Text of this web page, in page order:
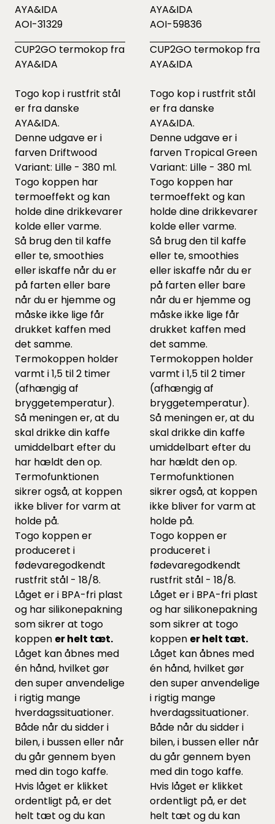
AYA&IDA
AOI-31329
CUP2GO termokop fra
AYA&IDA
Togo kop i rustfrit stål
er fra danske
AYA&IDA.
Denne udgave er i
farven Driftwood
Variant: Lille - 380 ml.
Togo koppen har
termoeffekt og kan
holde dine drikkevarer
kolde eller varme.
Så brug den til kaffe
eller te, smoothies
eller iskaffe når du er
på farten eller bare
når du er hjemme og
måske ikke lige får
drukket kaffen med
det samme.
Termokoppen holder
varmt i 1,5 til 2 timer
(afhængig af
bryggetemperatur).
Så meningen er, at du
skal drikke din kaffe
umiddelbart efter du
har hældt den op.
Termofunktionen
sikrer også, at koppen
ikke bliver for varm at
holde på.
Togo koppen er
produceret i
fødevaregodkendt
rustfrit stål - 18/8.
Låget er i BPA-fri plast
og har silikonepakning
som sikrer at togo
koppen er helt tæt.
Låget kan åbnes med
én hånd, hvilket gør
den super anvendelige
i rigtig mange
hverdagssituationer.
Både når du sidder i
bilen, i bussen eller når
du går gennem byen
med din togo kaffe.
Hvis låget er klikket
ordentligt på, er det
helt tæt og du kan
AYA&IDA
AOI-59836
CUP2GO termokop fra
AYA&IDA
Togo kop i rustfrit stål
er fra danske
AYA&IDA.
Denne udgave er i
farven Tropical Green
Variant: Lille - 380 ml.
Togo koppen har
termoeffekt og kan
holde dine drikkevarer
kolde eller varme.
Så brug den til kaffe
eller te, smoothies
eller iskaffe når du er
på farten eller bare
når du er hjemme og
måske ikke lige får
drukket kaffen med
det samme.
Termokoppen holder
varmt i 1,5 til 2 timer
(afhængig af
bryggetemperatur).
Så meningen er, at du
skal drikke din kaffe
umiddelbart efter du
har hældt den op.
Termofunktionen
sikrer også, at koppen
ikke bliver for varm at
holde på.
Togo koppen er
produceret i
fødevaregodkendt
rustfrit stål - 18/8.
Låget er i BPA-fri plast
og har silikonepakning
som sikrer at togo
koppen er helt tæt.
Låget kan åbnes med
én hånd, hvilket gør
den super anvendelige
i rigtig mange
hverdagssituationer.
Både når du sidder i
bilen, i bussen eller når
du går gennem byen
med din togo kaffe.
Hvis låget er klikket
ordentligt på, er det
helt tæt og du kan